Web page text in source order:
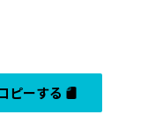
ピーする